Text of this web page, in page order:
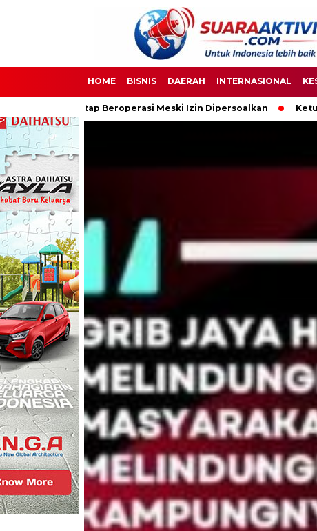
HOME BISNIS DAERAH INTERNASIONAL
Meski Izin Dipersoalkan Ketua DPC PPWI OKI